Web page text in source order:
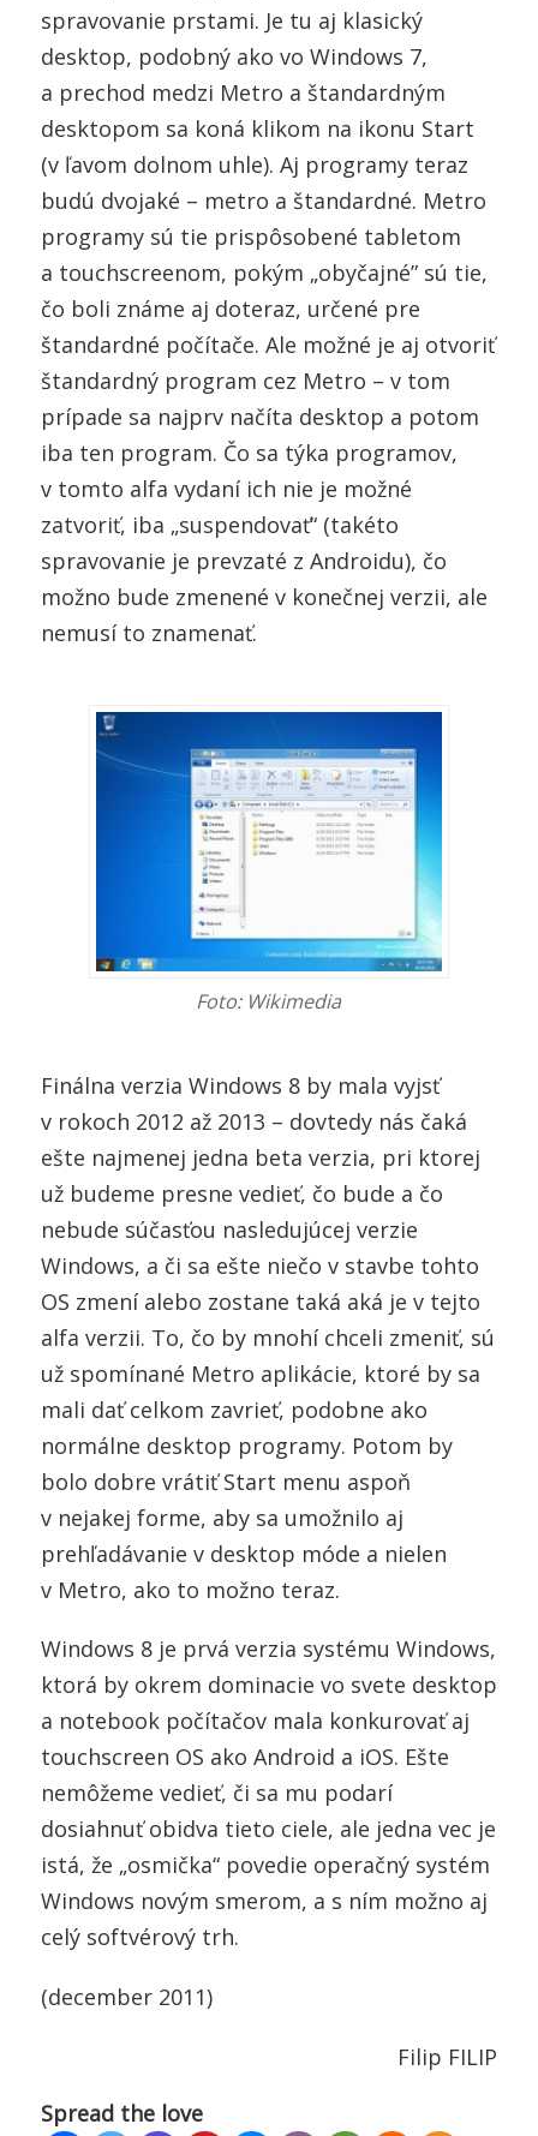
spravovanie prstami. Je tu aj klasický
desktop, podobný ako vo Windows 7,
a prechod medzi Metro a štandardným
desktopom sa koná klikom na ikonu Start
(v ľavom dolnom uhle). Aj programy teraz
budú dvojaké – metro a štandardné. Metro
programy sú tie prispôsobené tabletom
a touchscreenom, pokým „obyčajné” sú tie,
čo boli známe aj doteraz, určené pre
štandardné počítače. Ale možné je aj otvoriť
štandardný program cez Metro – v tom
prípade sa najprv načíta desktop a potom
iba ten program. Čo sa týka programov,
v tomto alfa vydaní ich nie je možné
zatvoriť, iba „suspendovať“ (takéto
spravovanie je prevzaté z Androidu), čo
možno bude zmenené v konečnej verzii, ale
nemusí to znamenať.
Foto: Wikimedia
Finálna verzia Windows 8 by mala vyjsť
v rokoch 2012 až 2013 – dovtedy nás čaká
ešte najmenej jedna beta verzia, pri ktorej
už budeme presne vedieť, čo bude a čo
nebude súčasťou nasledujúcej verzie
Windows, a či sa ešte niečo v stavbe tohto
OS zmení alebo zostane taká aká je v tejto
alfa verzii. To, čo by mnohí chceli zmeniť, sú
už spomínané Metro aplikácie, ktoré by sa
mali dať celkom zavrieť, podobne ako
normálne desktop programy. Potom by
bolo dobre vrátiť Start menu aspoň
v nejakej forme, aby sa umožnilo aj
prehľadávanie v desktop móde a nielen
v Metro, ako to možno teraz.
Windows 8 je prvá verzia systému Windows,
ktorá by okrem dominacie vo svete desktop
a notebook počítačov mala konkurovať aj
touchscreen OS ako Android a iOS. Ešte
nemôžeme vedieť, či sa mu podarí
dosiahnuť obidva tieto ciele, ale jedna vec je
istá, že „osmička“ povedie operačný systém
Windows novým smerom, a s ním možno aj
celý softvérový trh.
(december 2011)
Filip FILIP
Spread the love